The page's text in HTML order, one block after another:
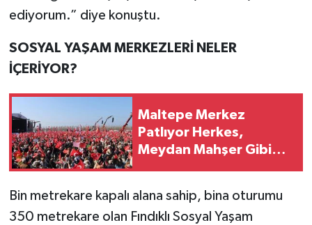
ediyorum.” diye konuştu.
SOSYAL YAŞAM MERKEZLERİ NELER
İÇERİYOR?
Maltepe Merkez
Patlıyor Herkes,
Meydan Mahşer Gibi
Bin metrekare kapalı alana sahip, bina oturumu
350 metrekare olan Fındıklı Sosyal Yaşam